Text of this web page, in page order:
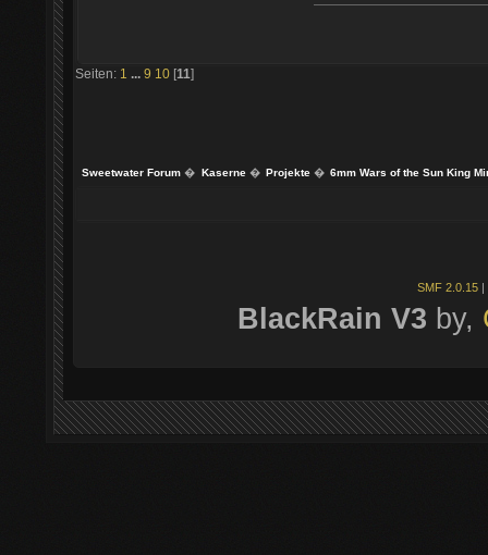
Seiten: 1 ... 9 10 [11]
Sweetwater Forum � Kaserne� Projekte� 6mm Wars of the Sun King
SMF 2.0.15 |
BlackRain V3 by,